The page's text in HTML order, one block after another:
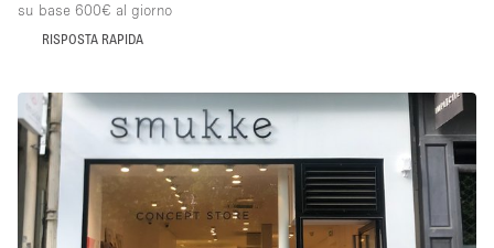
Terrazza
Altro
su base 600€ al giorno
RISPOSTA RAPIDA